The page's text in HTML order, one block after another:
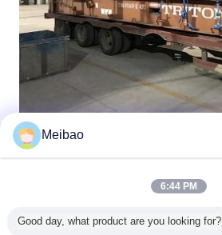
প্রস্তাবিত পণ্য
Meibao
6:44 PM
Good day, what product are you looking for?